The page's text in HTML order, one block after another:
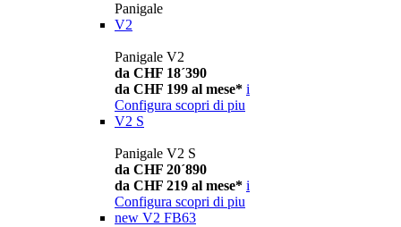
Panigale
V2
Panigale V2
da CHF 18´390
da CHF 199 al mese* i
Configura scopri di piu
V2 S
Panigale V2 S
da CHF 20´890
da CHF 219 al mese* i
Configura scopri di piu
new V2 FB63